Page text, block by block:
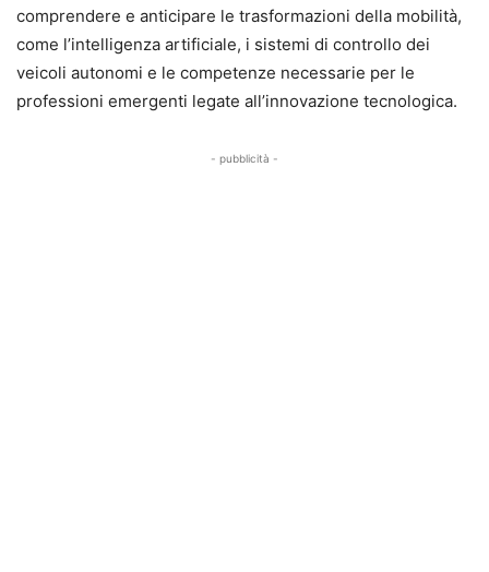
comprendere e anticipare le trasformazioni della mobilità,
come l’intelligenza artificiale, i sistemi di controllo dei
veicoli autonomi e le competenze necessarie per le
professioni emergenti legate all’innovazione tecnologica.
- pubblicità -